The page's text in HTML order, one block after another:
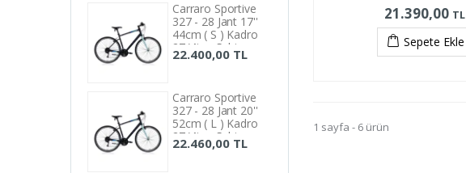
21.390,00 TL
Sepete Ekle
1 sayfa - 6 ürün
50 cm
51 cm
54 cm
56 cm
Carraro Sportive
327 - 28 Jant 17''
44cm ( S ) Kadro
27 Vites Şehir
Bisikleti - Mat
22.400,00 TL
Carraro Sportive
327 - 28 Jant 20''
52cm ( L ) Kadro
27 Vites Şehir
Bisikleti - Mat
22.460,00 TL